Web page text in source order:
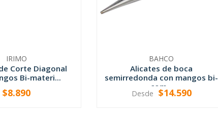
IRIMO
Corte Diagonal
Bi-materi...
+
$8.890
BAHCO
Alicates de boca
semirredonda con mangos bi-
com...
VER OPCIONES
Desde $14.590